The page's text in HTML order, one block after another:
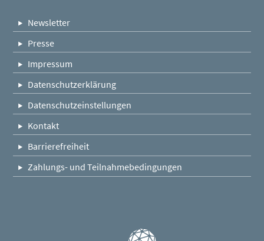
Newsletter
Presse
Impressum
Datenschutzerklärung
Datenschutzeinstellungen
Kontakt
Barrierefreiheit
Zahlungs- und Teilnahmebedingungen